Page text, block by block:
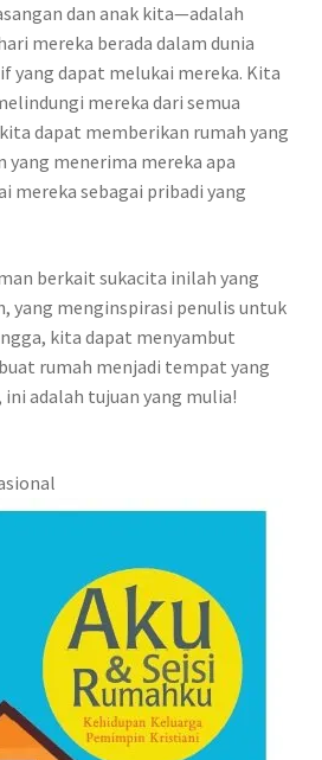
dan anak kita—adalah
mereka berada dalam dunia
yang dapat melukai mereka. Kita
mereka dari semua
dapat memberikan rumah yang
yang menerima mereka apa
mereka sebagai pribadi yang
berkait sukacita inilah yang
yang menginspirasi penulis untuk
kita dapat menyambut
rumah menjadi tempat yang
ini adalah tujuan yang mulia!